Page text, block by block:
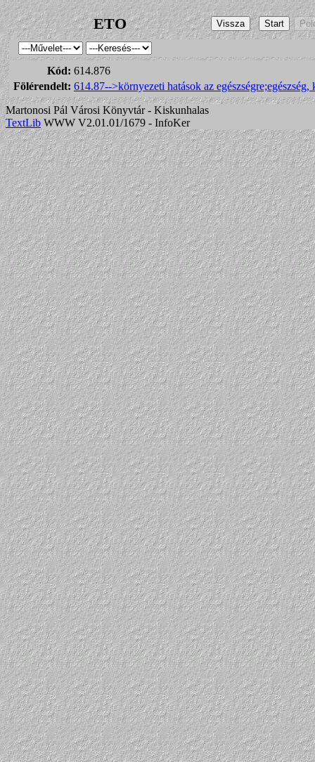
ETO
Kód: 614.876
Fölérendelt: 614.87-->környezeti hatások az egészségre;egészség,
Martonosi Pál Városi Könyvtár - Kiskunhalas
TextLib WWW V2.01.01/1679 - InfoKer